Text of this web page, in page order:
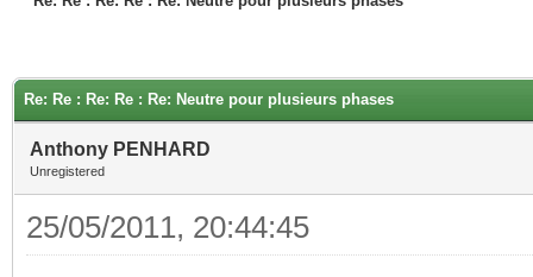
Re: Re : Re: Re : Re: Neutre pour plusieurs phases
Anthony PENHARD
Unregistered
25/05/2011, 20:44:45